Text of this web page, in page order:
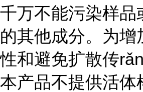
千万不能污染样品
的其他成分。为增
性和避免扩散传
本产品不提供活体